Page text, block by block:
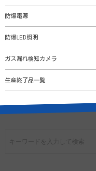
防爆電源
防爆LED照明
ガス漏れ検知カメラ
生産終了品一覧